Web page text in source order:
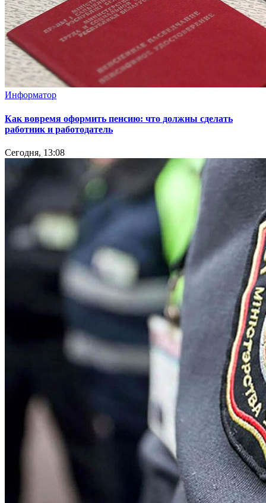
Информатор
Как вовремя оформить пенсию: что должны сделать
работник и работодатель
Сегодня, 13:08